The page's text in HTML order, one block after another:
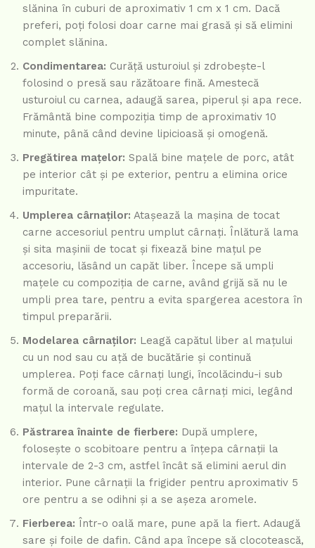
slănina în cuburi de aproximativ 1 cm x 1 cm. Dacă
preferi, poți folosi doar carne mai grasă și să elimini
complet slănina.
Condimentarea: Curăță usturoiul și zdrobește-l
folosind o presă sau răzătoare fină. Amestecă
usturoiul cu carnea, adaugă sarea, piperul și apa rece.
Frământă bine compoziția timp de aproximativ 10
minute, până când devine lipicioasă și omogenă.
Pregătirea mațelor: Spală bine mațele de porc, atât
pe interior cât și pe exterior, pentru a elimina orice
impuritate.
Umplerea cârnaților: Atașează la mașina de tocat
carne accesoriul pentru umplut cârnați. Înlătură lama
și sita mașinii de tocat și fixează bine mațul pe
accesoriu, lăsând un capăt liber. Începe să umpli
mațele cu compoziția de carne, având grijă să nu le
umpli prea tare, pentru a evita spargerea acestora în
timpul preparării.
Modelarea cârnaților: Leagă capătul liber al mațului
cu un nod sau cu ață de bucătărie și continuă
umplerea. Poți face cârnați lungi, încolăcindu-i sub
formă de coroană, sau poți crea cârnați mici, legând
mațul la intervale regulate.
Păstrarea înainte de fierbere: După umplere,
folosește o scobitoare pentru a înțepa cârnații la
intervale de 2-3 cm, astfel încât să elimini aerul din
interior. Pune cârnații la frigider pentru aproximativ 5
ore pentru a se odihni și a se așeza aromele.
Fierberea: Într-o oală mare, pune apă la fiert. Adaugă
sare și foile de dafin. Când apa începe să clocotească,